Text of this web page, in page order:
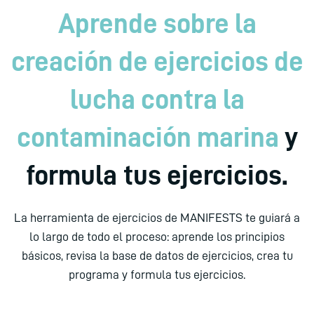
Aprende sobre la
creación de ejercicios de
lucha contra la
contaminación marina y
formula tus ejercicios.
La herramienta de ejercicios de MANIFESTS te guiará a
lo largo de todo el proceso: aprende los principios
básicos, revisa la base de datos de ejercicios, crea tu
programa y formula tus ejercicios.